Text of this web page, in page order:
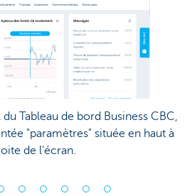
du Tableau de bord Business CBC,
"paramètres" située en haut à
de l’écran.